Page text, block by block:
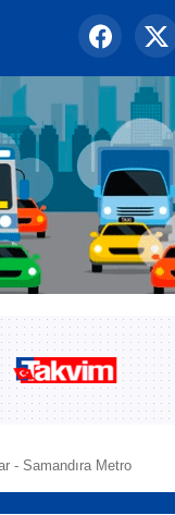
- Samandıra Metro